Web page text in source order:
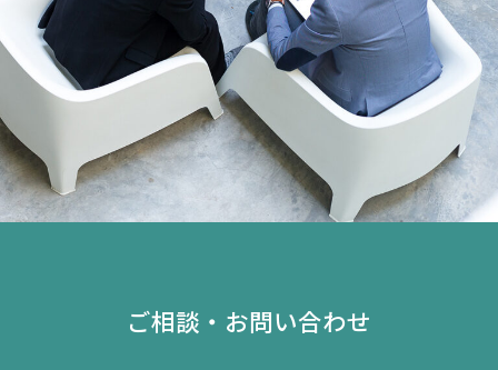
ご相談・お問い合わせ